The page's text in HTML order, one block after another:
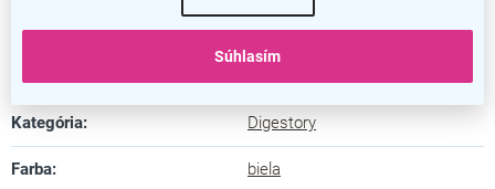
Súhlasím
Dodatočné parametre
Kategória: Digestory
Farba: biela